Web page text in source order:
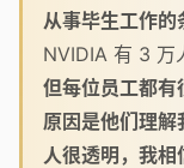
从事毕生工作的
NVIDIA 有 3 万
但每位员工都有
原因是他们理
人很透明，我